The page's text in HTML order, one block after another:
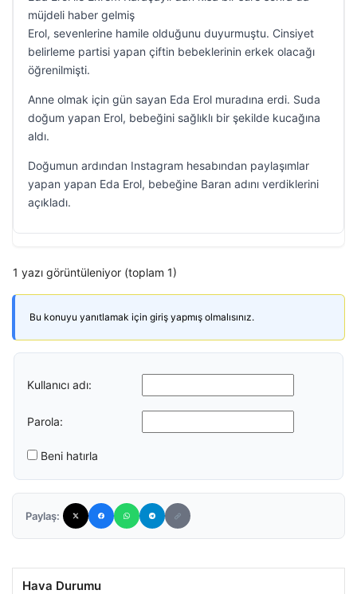
müjdeli haber gelmiş
Erol, sevenlerine hamile olduğunu duyurmuştu. Cinsiyet
belirleme partisi yapan çiftin bebeklerinin erkek olacağı
öğrenilmişti.
Anne olmak için gün sayan Eda Erol muradına erdi. Suda
doğum yapan Erol, bebeğini sağlıklı bir şekilde kucağına
aldı.
Doğumun ardından Instagram hesabından paylaşımlar
yapan yapan Eda Erol, bebeğine Baran adını verdiklerini
açıkladı.
1 yazı görüntüleniyor (toplam 1)
Bu konuyu yanıtlamak için giriş yapmış olmalısınız.
Kullanıcı adı:
Parola:
Beni hatırla
Paylaş:
Hava Durumu